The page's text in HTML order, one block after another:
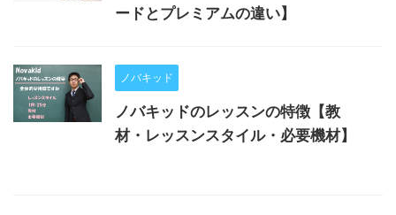
ードとプレミアムの違い】
ノバキッド
ノバキッドのレッスンの特徴【教
材・レッスンスタイル・必要機材】